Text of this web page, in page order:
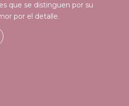
que se distinguen por su
por el detalle.